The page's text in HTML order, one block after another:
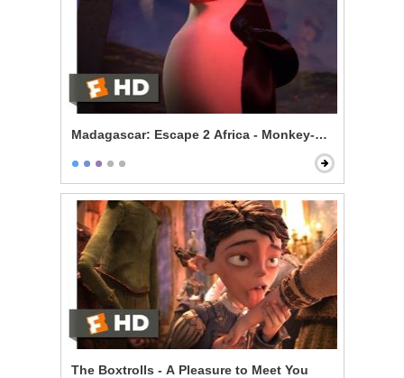
Madagascar: Escape 2 Africa - Monkey-Powered
The Boxtrolls - A Pleasure to Meet You